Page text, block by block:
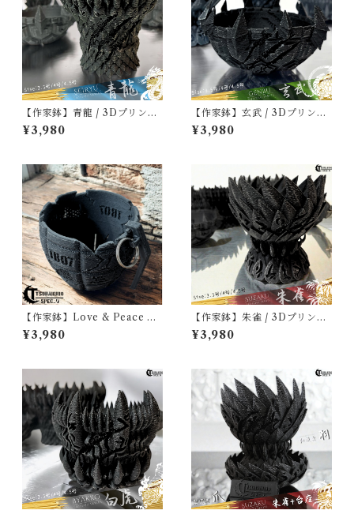
【作家鉢】青龍 / 3Dプリント
鉢 アガベ 塊根植物専用 [3.5-
4.5号] Tsubakuro SPEC
¥3,980
【作家鉢】玄武 / 3Dプリント
鉢 アガベ 塊根植物専用 [3.5-
4.5号] Tsubakuro SPEC
¥3,980
【作家鉢】Love & Peace Bo
mb / 3Dプリント鉢 3号 アガ
ベ 塊根植物
¥3,980
【作家鉢】朱雀 / 3Dプリント
鉢 アガベ 塊根植物専用 [3.5-
4.5号] Tsubakuro SPEC
¥3,980